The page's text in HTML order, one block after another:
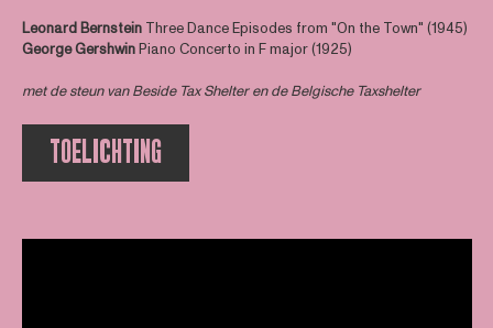
TOELICHTING
Leonard Bernstein Three Dance Episodes from "On the Town" (1945)
George GershwinPiano Concerto in F major (1925)
met de steun vanBeside Tax Shelteren de Belgische Taxshelter